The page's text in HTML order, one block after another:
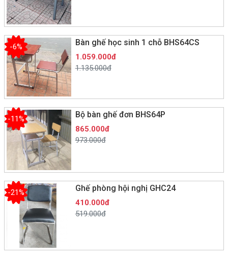
Bàn ghế học sinh 1 chỗ BHS64CS
-6%
1.059.000đ
1.135.000đ
Bộ bàn ghế đơn BHS64P
-11%
865.000đ
973.000đ
Ghế phòng hội nghị GHC24
-21%
410.000đ
519.000đ